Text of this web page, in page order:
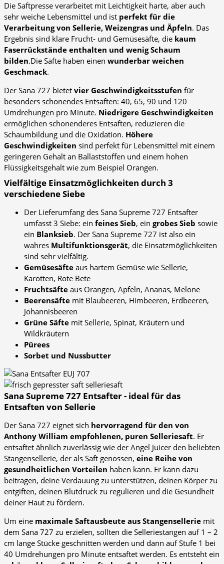
Die Saftpresse verarbeitet mit Leichtigkeit harte, aber auch
sehr weiche Lebensmittel und ist perfekt für die
Verarbeitung von Sellerie, Weizengras und Äpfeln. Das
Ergebnis sind klare Frucht- und Gemüsesäfte, die kaum
Faserrückstände enthalten und wenig Schaum
bilden.Die Säfte haben einen wunderbar weichen
Geschmack.
Der Sana 727 bietet vier Geschwindigkeitsstufen für
besonders schonendes Entsaften: 40, 65, 90 und 120
Umdrehungen pro Minute. Niedrigere Geschwindigkeiten
ermöglichen schonenderes Entsaften, reduzieren die
Schaumbildung und die Oxidation. Höhere
Geschwindigkeiten sind perfekt für Lebensmittel mit einem
geringeren Gehalt an Ballaststoffen und einem hohen
Flüssigkeitsgehalt wie zum Beispiel Orangen.
Vielfältige Einsatzmöglichkeiten durch 3
verschiedene Siebe
Der Lieferumfang des Sana Supreme 727 Entsafter
umfasst 3 Siebe: ein feines Sieb, ein grobes Sieb sowie
ein Blanksieb. Der Sana Supreme 727 ist also ein
wahres Multifunktionsgerät, die Einsatzmöglichkeiten
sind sehr vielfältig.
Gemüsesäfte aus hartem Gemüse wie Sellerie,
Karotten, Rote Bete
Fruchtsäfte aus Orangen, Äpfeln, Ananas, Melone
Beerensäfte mit Blaubeeren, Himbeeren, Erdbeeren,
Johannisbeeren
Grüne Säfte mit Sellerie, Spinat, Kräutern und
Wildkräutern
Pürees
Sorbet und Nussbutter
Sana Supreme 727 Entsafter - ideal für das
Entsaften von Sellerie
Der Sana 727 eignet sich hervorragend für den von
Anthony William empfohlenen, puren Selleriesaft. Er
entsaftet ähnlich zuverlässig wie der Angel Juicer den beliebten
Stangensellerie, der als Saft genossen, eine Reihe von
gesundheitlichen Vorteilen haben kann. Er kann dazu
beitragen, deine Verdauung zu unterstützen, deinen Körper zu
entgiften, deinen Blutdruck zu regulieren und die Gesundheit
deiner Haut zu fördern.
Um eine maximale Saftausbeute aus Stangensellerie mit
dem Sana 727 zu erzielen, sollten die Selleriestangen auf 1 – 2
cm lange Stücke geschnitten werden und dann auf Stufe 1 bei
40 Umdrehungen pro Minute entsaftet werden. Es entsteht ein